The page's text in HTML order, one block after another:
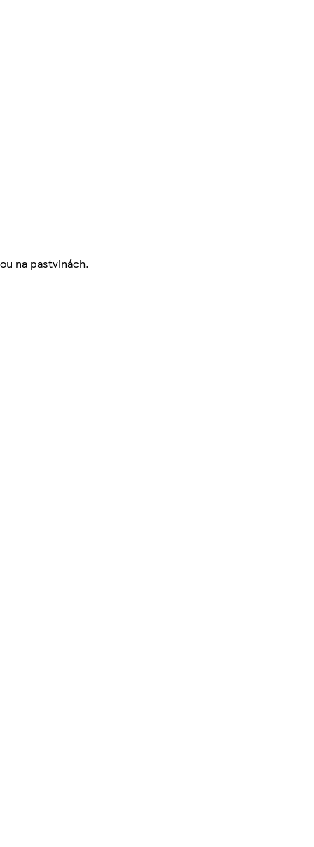
na pastvinách.